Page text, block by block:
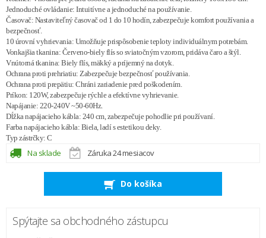
Jednoduché ovládanie: Intuitívne a jednoduché na používanie.
Časovač: Nastaviteľný časovač od 1 do 10 hodín, zabezpečuje komfort používania a
bezpečnosť.
10 úrovní vyhrievania: Umožňuje prispôsobenie teploty individuálnym potrebám.
Vonkajšia tkanina: Červeno-biely flís so sviatočným vzorom, pridáva čaro a štýl.
Vnútorná tkanina: Biely flís, mäkký a príjemný na dotyk.
Ochrana proti prehriatiu: Zabezpečuje bezpečnosť používania.
Ochrana proti prepätiu: Chráni zariadenie pred poškodením.
Príkon: 120W, zabezpečuje rýchle a efektívne vyhrievanie.
Napájanie: 220-240V ~50-60Hz.
Dĺžka napájacieho kábla: 240 cm, zabezpečuje pohodlie pri používaní.
Farba napájacieho kábla: Biela, ladí s estetikou deky.
Typ zástrčky: C
Na sklade Záruka 24 mesiacov
Do košíka
Spýtajte sa obchodného zástupcu